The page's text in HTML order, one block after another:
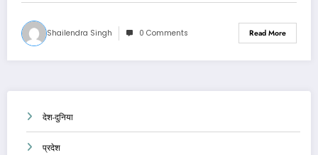
Shailendra Singh 0 Comments Read More
देश-दुनिया
प्रदेश